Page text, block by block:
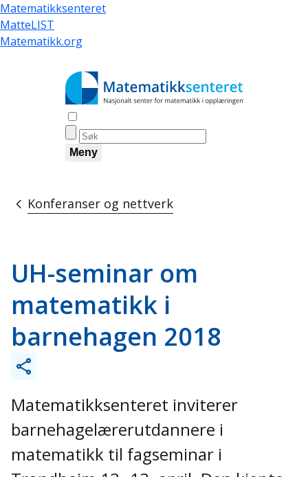
Hopp
til
hovedinnhold
Matematikksenteret
MatteLIST
Matematikk.org
Meny
Navigasjonssti
Konferanser og nettverk
UH-seminar om
matematikk i
barnehagen 2018
Matematikksenteret inviterer
barnehagelærerutdannere i
matematikk til fagseminar i